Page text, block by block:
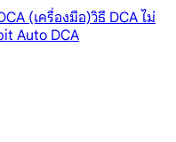
(เครื่องมือ)วิธี DCA ไม่
Auto DCA